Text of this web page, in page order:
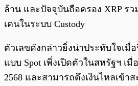
ล้าน และปัจจุบันถือครอง XRP รว
เคนในระบบ Custody
ตัวเลขดังกล่าวยิ่งน่าประทับใจเมื่อ
แบบ Spot เพิ่งเปิดตัวในสหรัฐฯ เ
2568 และสามารถดึงเงินไหลเข้า